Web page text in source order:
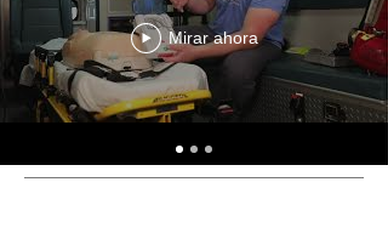
Mirar ahora